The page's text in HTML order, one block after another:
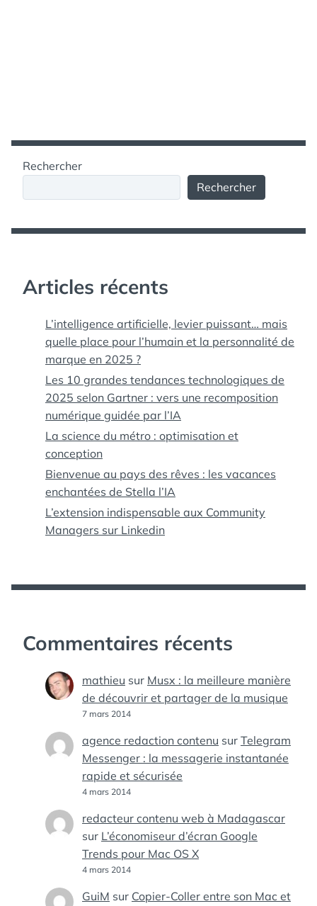
Rechercher
Rechercher
Articles récents
L’intelligence artificielle, levier puissant… mais
quelle place pour l’humain et la personnalité de
marque en 2025 ?
Les 10 grandes tendances technologiques de
2025 selon Gartner : vers une recomposition
numérique guidée par l’IA
La science du métro : optimisation et
conception
Bienvenue au pays des rêves : les vacances
enchantées de Stella l’IA
L’extension indispensable aux Community
Managers sur Linkedin
Commentaires récents
mathieu sur Musx : la meilleure manière
de découvrir et partager de la musique
7 mars 2014
agence redaction contenu sur Telegram
Messenger : la messagerie instantanée
rapide et sécurisée
4 mars 2014
redacteur contenu web à Madagascar
sur L’économiseur d’écran Google
Trends pour Mac OS X
4 mars 2014
GuiM sur Copier-Coller entre son Mac et